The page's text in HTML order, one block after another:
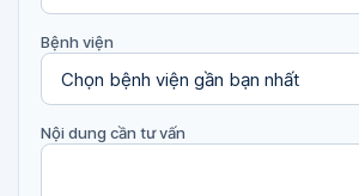
Bệnh viện
Nội dung cần tư vấn